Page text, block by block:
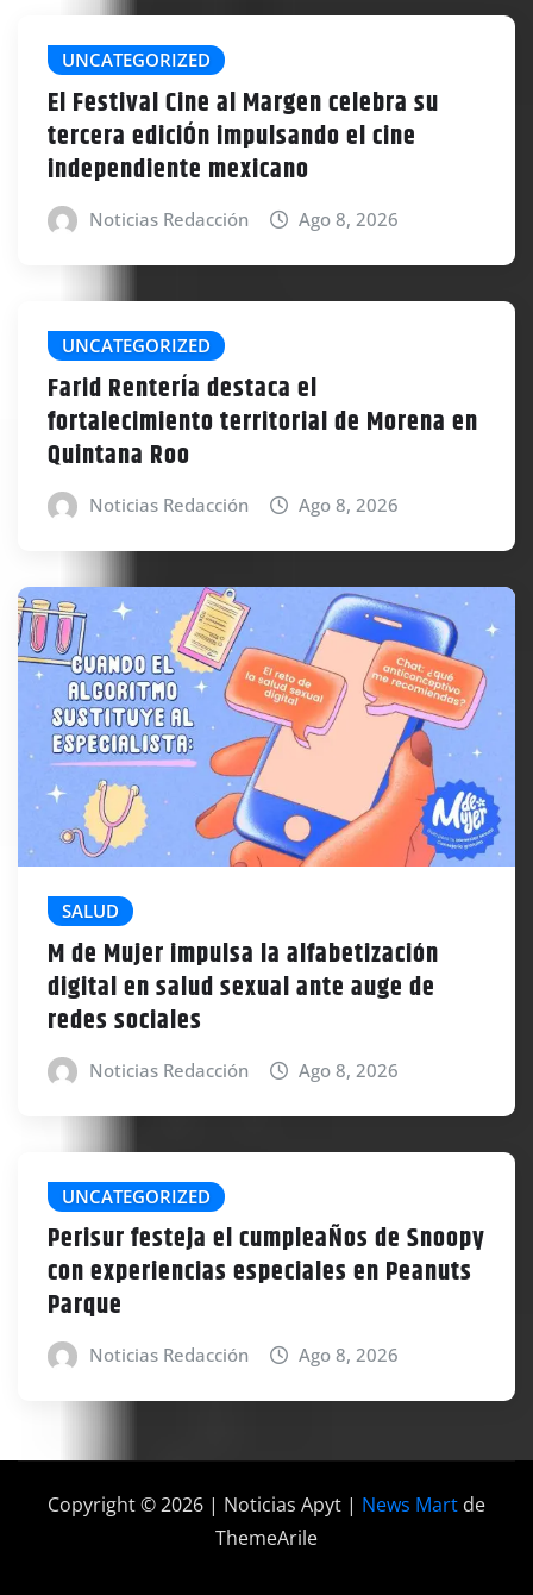
UNCATEGORIZED
El Festival Cine al Margen celebra su
tercera ediciÓn impulsando el cine
independiente mexicano
Noticias Redacción Ago 8, 2026
UNCATEGORIZED
Farid RenterÍa destaca el
fortalecimiento territorial de Morena en
Quintana Roo
Noticias Redacción Ago 8, 2026
SALUD
M de Mujer impulsa la alfabetización
digital en salud sexual ante auge de
redes sociales
Noticias Redacción Ago 8, 2026
UNCATEGORIZED
Perisur festeja el cumpleaÑos de Snoopy
con experiencias especiales en Peanuts
Parque
Noticias Redacción Ago 8, 2026
Copyright © 2026 | Noticias Apyt | News Mart de
ThemeArile